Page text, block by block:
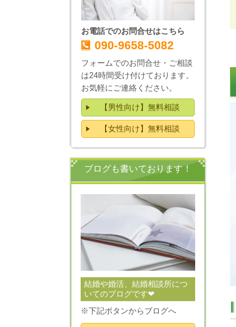
お電話でのお問合せはこちら
090-9658-5082
フォームでのお問合せ・ご相談
は24時間受け付けております。
お気軽にご連絡ください。
【男性向け】無料相談
【女性向け】無料相談
ブログも書いております！
結婚や婚活、結婚相談所につ
いてのブログです❤
※下記ボタンからブログへ